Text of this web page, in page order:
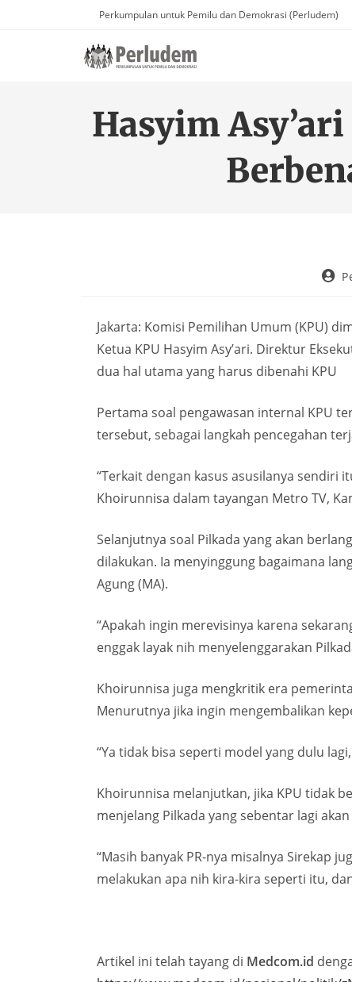
Perkumpulan untuk Pemilu dan Demokrasi (Perludem)
Hasyim
Jakarta: Komisi Pemilihan Umum (KPU)
Ketua KPU Hasyim Asy’ari. Direktur
dua hal utama yang harus dibenahi KPU
Pertama soal pengawasan internal KPU
tersebut, sebagai langkah pencegahan
“Terkait dengan kasus asusilanya sendiri
Khoirunnisa dalam tayangan Metro TV,
Selanjutnya soal Pilkada yang akan
dilakukan. Ia menyinggung bagaimana
Agung (MA).
“Apakah ingin merevisinya karena
enggak layak nih menyelenggarakan
Khoirunnisa juga mengkritik era
Menurutnya jika ingin mengembalikan
“Ya tidak bisa seperti model yang dulu
Khoirunnisa melanjutkan, jika KPU tidak
menjelang Pilkada yang sebentar lagi
“Masih banyak PR-nya misalnya Sirekap
melakukan apa nih kira-kira seperti itu,
Artikel ini telah tayang di Medcom.id